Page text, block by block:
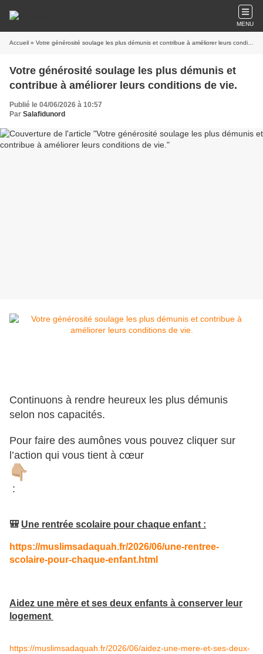
MENU
Accueil » Votre générosité soulage les plus démunis et contribue à améliorer leurs conditions de vie.
Votre générosité soulage les plus démunis et
contribue à améliorer leurs conditions de vie.
Publié le 04/06/2026 à 10:57
Par Salafidunord
Continuons à rendre heureux les plus démunis
selon nos capacités.
Pour faire des aumônes vous pouvez cliquer sur
l’action qui vous tient à cœur
:
🎒 Une rentrée scolaire pour chaque enfant :
https://muslimsadaquah.fr/2026/06/une-rentree-
scolaire-pour-chaque-enfant.html
Aidez une mère et ses deux enfants à conserver leur
logement
https://muslimsadaquah.fr/2026/06/aidez-une-mere-et-ses-deux-